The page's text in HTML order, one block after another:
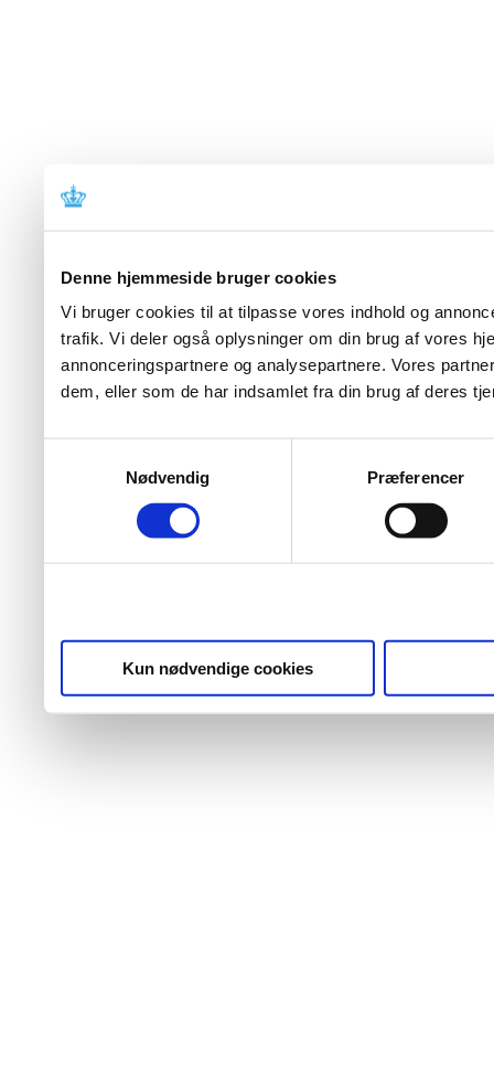
Denne hjemmeside bruger cookies
Vi bruger cookies til at tilpasse vores indhold og
trafik. Vi deler også oplysninger om din brug af vores
annonceringspartnere og analysepartnere. Vores
dem, eller som de har indsamlet fra din brug af deres
Nødvendig
Præferencer
Kun nødvendige cookies